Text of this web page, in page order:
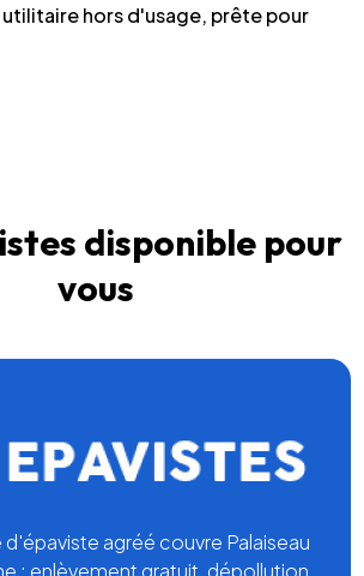
hors d'usage, prête pour
disponible pour
vous
agréé couvre Palaiseau
: enlèvement gratuit, dépollution